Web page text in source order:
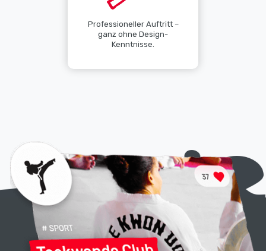
Professioneller Auftritt –
ganz ohne Design-
Kenntnisse.